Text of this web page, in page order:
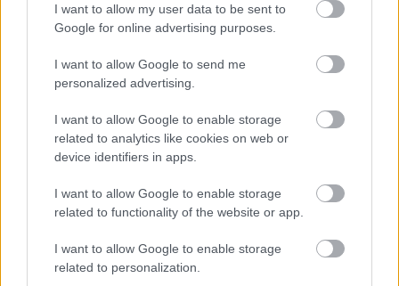
I want to allow my user data to be sent to
Google for online advertising purposes.
I want to allow Google to send me
personalized advertising.
I want to allow Google to enable storage
related to analytics like cookies on web or
device identifiers in apps.
I want to allow Google to enable storage
related to functionality of the website or app.
I want to allow Google to enable storage
related to personalization.
Balla Szilárd 2026. 05. 01.